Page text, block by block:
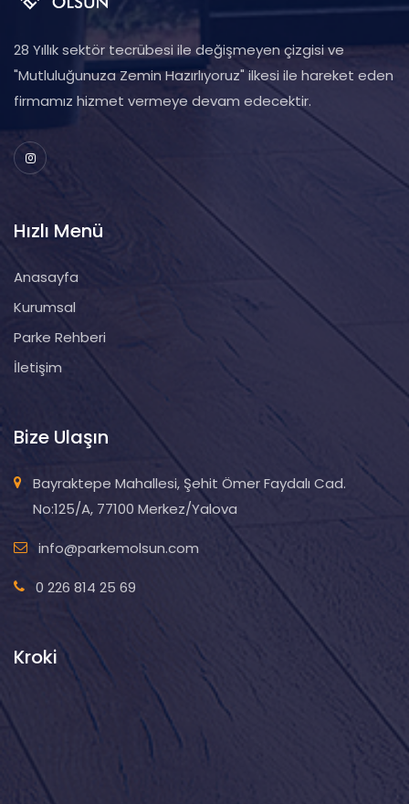
28 Yıllık sektör tecrübesi ile değişmeyen çizgisi ve
"Mutluluğunuza Zemin Hazırlıyoruz" ilkesi ile hareket eden
firmamız hizmet vermeye devam edecektir.
Hızlı Menü
Anasayfa
Kurumsal
Parke Rehberi
İletişim
Bize Ulaşın
Bayraktepe Mahallesi, Şehit Ömer Faydalı Cad.
No:125/A, 77100 Merkez/Yalova
info@parkemolsun.com
0 226 814 25 69
Kroki